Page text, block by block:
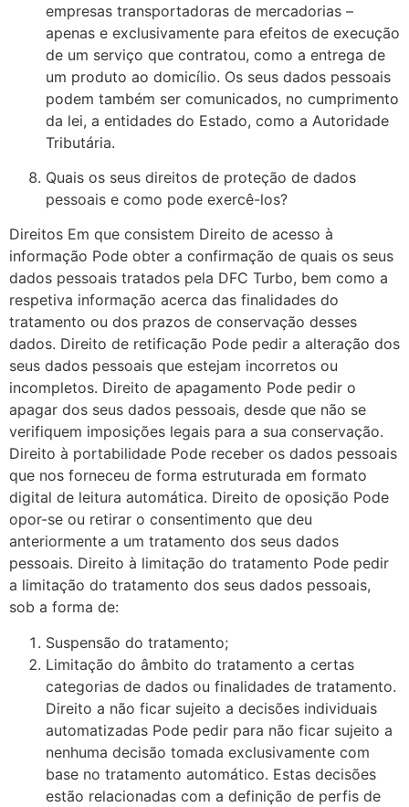
empresas transportadoras de mercadorias –
apenas e exclusivamente para efeitos de execução
de um serviço que contratou, como a entrega de
um produto ao domicílio. Os seus dados pessoais
podem também ser comunicados, no cumprimento
da lei, a entidades do Estado, como a Autoridade
Tributária.
Quais os seus direitos de proteção de dados
pessoais e como pode exercê-los?
Direitos Em que consistem Direito de acesso à
informação Pode obter a confirmação de quais os seus
dados pessoais tratados pela DFC Turbo, bem como a
respetiva informação acerca das finalidades do
tratamento ou dos prazos de conservação desses
dados. Direito de retificação Pode pedir a alteração dos
seus dados pessoais que estejam incorretos ou
incompletos. Direito de apagamento Pode pedir o
apagar dos seus dados pessoais, desde que não se
verifiquem imposições legais para a sua conservação.
Direito à portabilidade Pode receber os dados pessoais
que nos forneceu de forma estruturada em formato
digital de leitura automática. Direito de oposição Pode
opor-se ou retirar o consentimento que deu
anteriormente a um tratamento dos seus dados
pessoais. Direito à limitação do tratamento Pode pedir
a limitação do tratamento dos seus dados pessoais,
sob a forma de:
Suspensão do tratamento;
Limitação do âmbito do tratamento a certas
categorias de dados ou finalidades de tratamento.
Direito a não ficar sujeito a decisões individuais
automatizadas Pode pedir para não ficar sujeito a
nenhuma decisão tomada exclusivamente com
base no tratamento automático. Estas decisões
estão relacionadas com a definição de perfis de